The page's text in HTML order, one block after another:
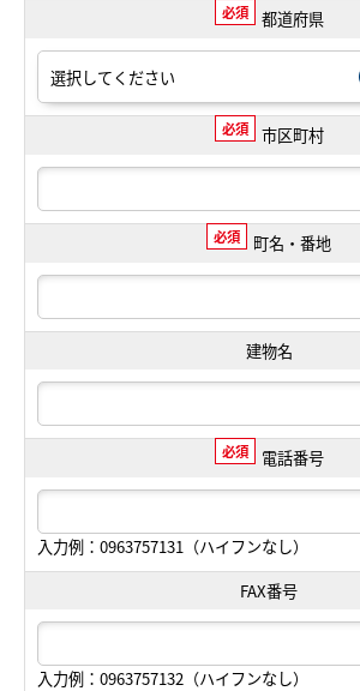
必須 都道府県
必須 市区町村
必須 町名・番地
建物名
必須 電話番号
入力例：0963757131（ハイフンなし）
FAX番号
入力例：0963757132（ハイフンなし）